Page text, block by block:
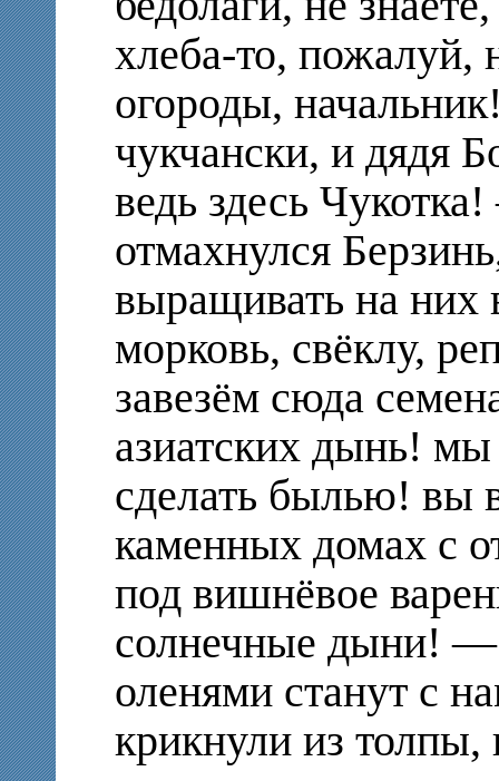
хлеба-то, пожалуй,
огороды,
чукчански, и дядя
ведь здесь
отмахнулся
выращивать на них
морковь, свёклу,
завезём сюда
азиатских дынь!
сделать былью! вы
каменных домах с
под вишнёвое
солнечные дыни! —
оленями станут с
крикнули из толпы,